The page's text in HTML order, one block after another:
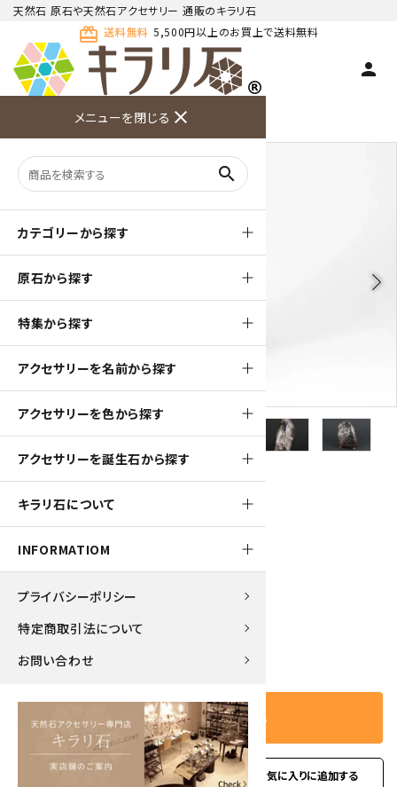
天然石 原石や天然石アクセサリー 通販のキラリ石
card_giftcard 送料無料 5,500円以上のお買上で送料無料
person
わせ ド
メニューを閉じる close
search
カテゴリーから探す
原石から探す
特集から探す
アクセサリーを名前から探す
アクセサリーを色から探す
アクセサリーを誕生石から探す
キラリ石について
INFORMATIOM
プライバシーポリシー
特定商取引法について
お問い合わせ
天然石 原石 根尾谷産 菊花石
arrow_back_ios arrow_forward_ios
1000pt
根尾谷産 菊花石 260g
10,000円(税込)
カートに入れる
お問い合わせ favorite